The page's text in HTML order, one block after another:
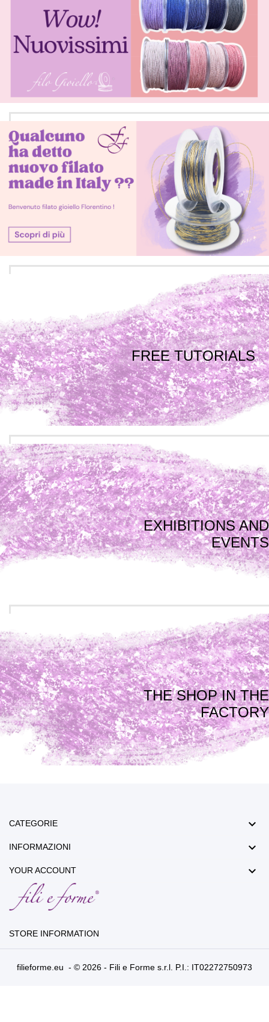
FREE TUTORIALS
EXHIBITIONS AND
EVENTS
THE SHOP IN THE
FACTORY
CATEGORIE 
INFORMAZIONI 
YOUR ACCOUNT 
STORE INFORMATION
filieforme.eu - © 2026 - Fili e Forme s.r.l. P.I.: IT02272750973